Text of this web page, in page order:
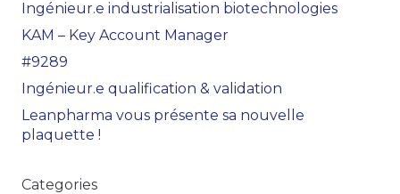
Ingénieur.e industrialisation biotechnologies
KAM – Key Account Manager
#9289
Ingénieur.e qualification & validation
Leanpharma vous présente sa nouvelle
plaquette !
Categories